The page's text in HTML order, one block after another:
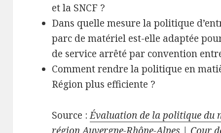
et la SNCF ?
Dans quelle mesure la politique
parc de matériel est-elle adaptée
de service arrêté par convention
Comment rendre la politique en
Région plus efficiente ?
Source :Évaluation de la politique